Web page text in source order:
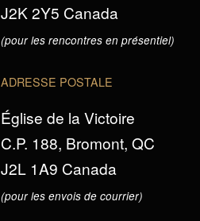
J2K 2Y5 Canada
(pour les rencontres en présentiel)
ADRESSE POSTALE
Église de la Victoire
C.P. 188, Bromont, QC
J2L 1A9 Canada
(pour les envois de courrier)